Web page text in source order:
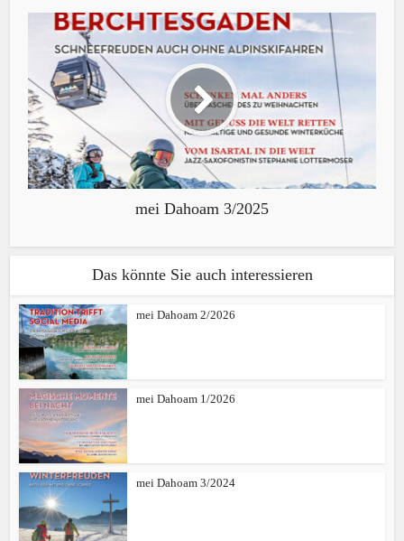
mei Dahoam 3/2025
Das könnte Sie auch interessieren
mei Dahoam 2/2026
mei Dahoam 1/2026
mei Dahoam 3/2024